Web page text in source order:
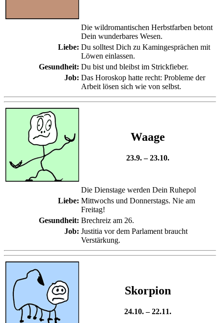
Die wildromantischen Herbstfarben betont
Dein wunderbares Wesen.
Liebe: Du solltest Dich zu Kamingesprächen mit
Löwen einlassen.
Gesundheit: Du bist und bleibst im Strickfieber.
Job: Das Horoskop hatte recht: Probleme der
Arbeit lösen sich wie von selbst.
Waage
23.9. – 23.10.
Die Dienstage werden Dein Ruhepol
Liebe: Mittwochs und Donnerstags. Nie am
Freitag!
Gesundheit: Brechreiz am 26.
Job: Justitia vor dem Parlament braucht
Verstärkung.
Skorpion
24.10. – 22.11.